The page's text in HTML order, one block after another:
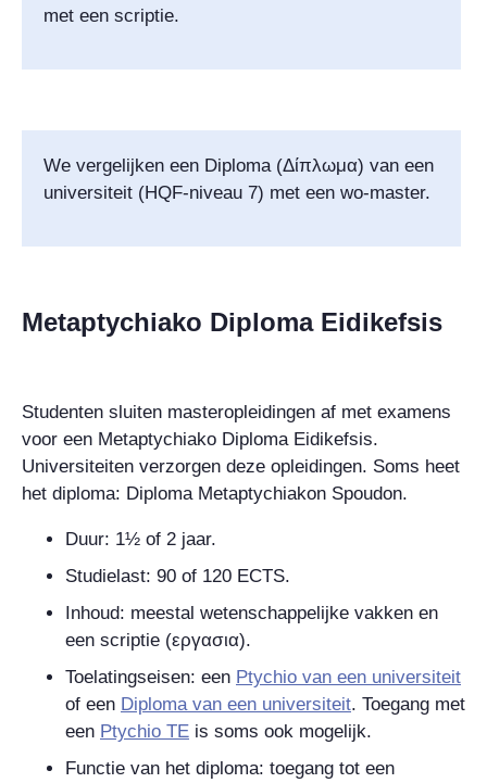
met een scriptie.
We vergelijken een Diploma (Δίπλωμα) van een
universiteit (HQF-niveau 7) met een wo-master.
Metaptychiako Diploma Eidikefsis
Studenten sluiten masteropleidingen af met examens
voor een Metaptychiako Diploma Eidikefsis.
Universiteiten verzorgen deze opleidingen. Soms heet
het diploma: Diploma Metaptychiakon Spoudon.
Duur: 1½ of 2 jaar.
Studielast: 90 of 120 ECTS.
Inhoud: meestal wetenschappelijke vakken en
een scriptie (εργασια).
Toelatingseisen: een Ptychio van een universiteit
of een Diploma van een universiteit. Toegang met
een Ptychio TE is soms ook mogelijk.
Functie van het diploma: toegang tot een